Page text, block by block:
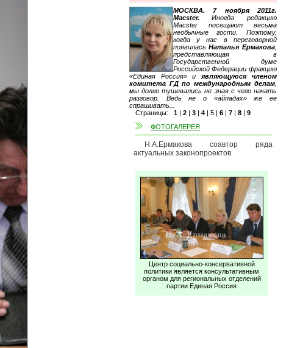
МОСКВА. 7 ноября 2011г.
Macster. Иногда редакцию
Macster посещают весьма
необычные гости. Поэтому,
когда у нас в переговорной
появиласьНаталья Ермакова,
представляющая в
Государственной думе
Российской Федерации фракцию
«Единая Россия» иявляющуюся членом
комитета ГД по международным делам,
мы долго тушевались не зная с чего начать
разговор. Ведь не о «айпадах» же ее
спрашивать...
Страницы: 1 | 2 | 3 | 4 | 5 | 6 | 7 | 8 | 9
ФОТОГАЛЕРЕЯ
Н.А.Ермакова соавтор ряда
актуальных законопроектов.
Центр социально-консервативной
политики является консультативным
органом для региональных отделений
партии Единая Россия